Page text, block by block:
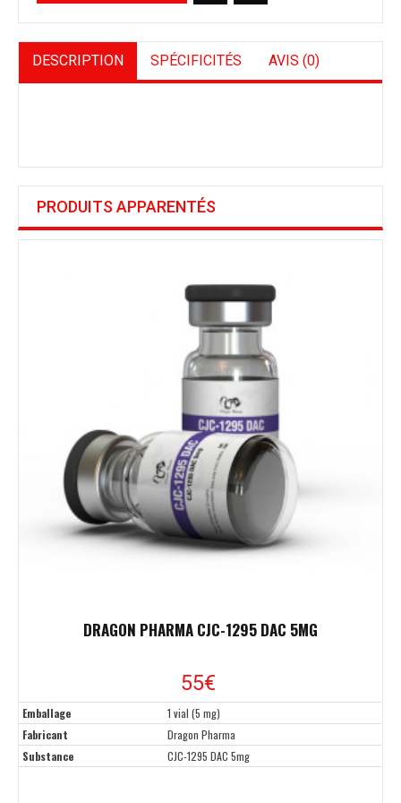
DESCRIPTION SPÉCIFICITÉS AVIS (0)
PRODUITS APPARENTÉS
DRAGON PHARMA CJC-1295 DAC 5MG
55€
Emballage
1 vial (5 mg)
Fabricant
Dragon Pharma
Substance
CJC-1295 DAC 5mg